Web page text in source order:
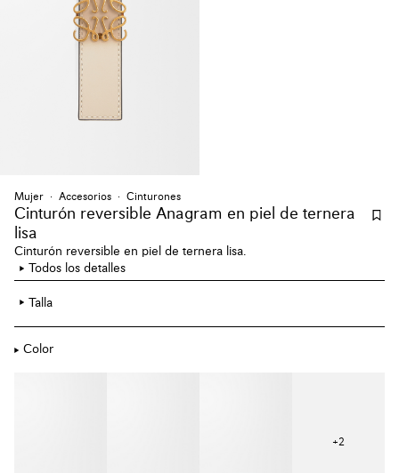
Mujer Accesorios Cinturones
Cinturón reversible Anagram en piel de ternera
lisa
Cinturón reversible en piel de ternera lisa.
Todos los detalles
Talla
Color
+2